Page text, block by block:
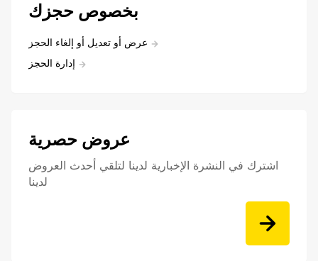
بخصوص حجزك
عرض أو تعديل أو إلغاء الحجز
إدارة الحجز
عروض حصرية
اشترك في النشرة الإخبارية لدينا لتلقي أحدث العروض
لدينا